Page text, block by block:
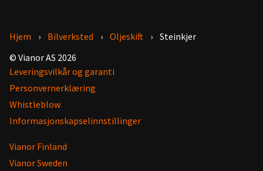
Hjem Bilverksted Oljeskift
Steinkjer
© Vianor AS 2026
Leveringsvilkår og garanti
Personvernerklæring
Whistleblow
Informasjonskapselinnstillinger
Vianor Finland
Vianor Sweden